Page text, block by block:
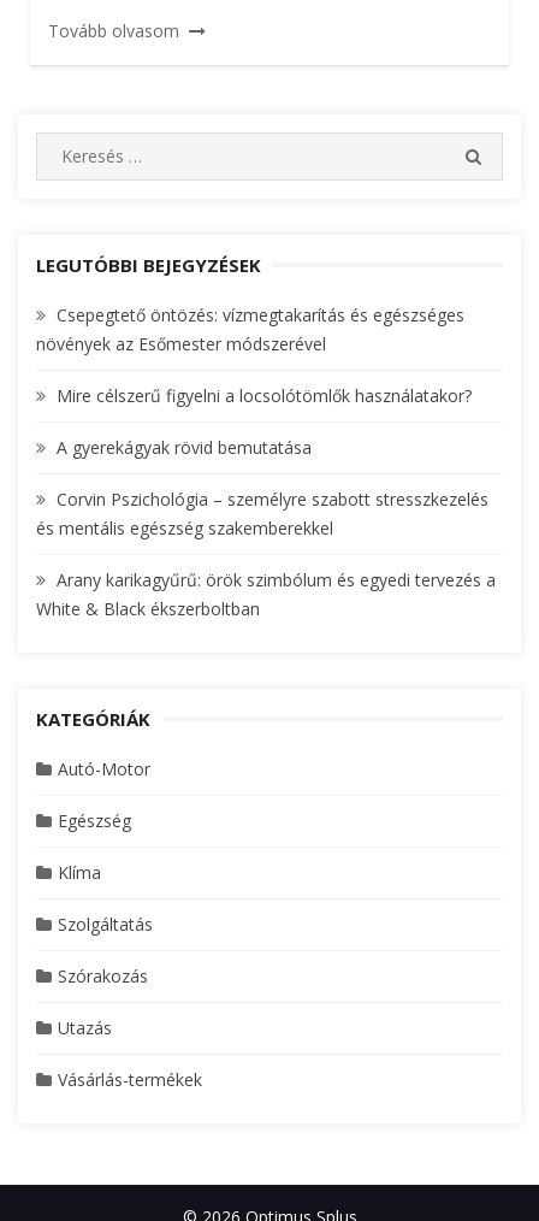
Tovább olvasom
e
c
f
o
:
E
LEGUTÓBBI BEJEGYZÉSEK
Csepegtető öntözés: vízmegtakarítás és egészséges
növények az Esőmester módszerével
Mire célszerű figyelni a locsolótömlők használatakor?
A gyerekágyak rövid bemutatása
Corvin Pszichológia – személyre szabott stresszkezelés
és mentális egészség szakemberekkel
Arany karikagyűrű: örök szimbólum és egyedi tervezés a
White & Black ékszerboltban
KATEGÓRIÁK
Autó-Motor
Egészség
Klíma
Szolgáltatás
Szórakozás
Utazás
Vásárlás-termékek